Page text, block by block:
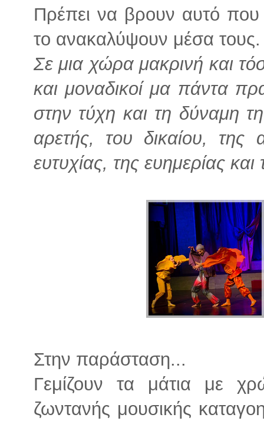
Πρέπει να βρουν αυτό
το ανακαλύψουν μέσα τους.
Σε μια χώρα μακρινή και
και μοναδικοί μα πάντα
στην τύχη και τη δύναμη
αρετής, του δικαίου, της
ευτυχίας, της ευημερίας και
Στην παράσταση...
Γεμίζουν τα μάτια με
ζωντανής μουσικής